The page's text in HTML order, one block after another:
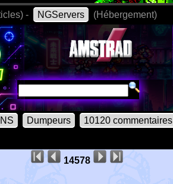
- NGServers (Hébergement)
Dumpeurs 10120 commentaires
14578